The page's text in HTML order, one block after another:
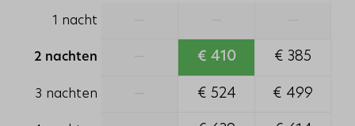
1 badkamer
Wastafel: 1
1 nacht
2 nachten € 410 € 385
3 nachten € 524 € 499